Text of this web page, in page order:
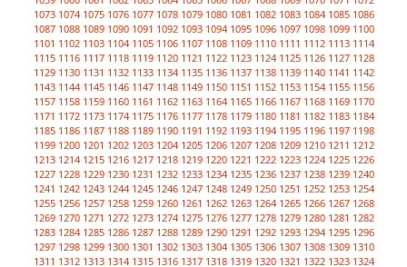
1073 1074 1075 1076 1077 1078 1079 1080 1081 1082 1083 1084 1085 1086
1087 1088 1089 1090 1091 1092 1093 1094 1095 1096 1097 1098 1099 1100
1101 1102 1103 1104 1105 1106 1107 1108 1109 1110 1111 1112 1113 1114
1115 1116 1117 1118 1119 1120 1121 1122 1123 1124 1125 1126 1127 1128
1129 1130 1131 1132 1133 1134 1135 1136 1137 1138 1139 1140 1141 1142
1143 1144 1145 1146 1147 1148 1149 1150 1151 1152 1153 1154 1155 1156
1157 1158 1159 1160 1161 1162 1163 1164 1165 1166 1167 1168 1169 1170
1171 1172 1173 1174 1175 1176 1177 1178 1179 1180 1181 1182 1183 1184
1185 1186 1187 1188 1189 1190 1191 1192 1193 1194 1195 1196 1197 1198
1199 1200 1201 1202 1203 1204 1205 1206 1207 1208 1209 1210 1211 1212
1213 1214 1215 1216 1217 1218 1219 1220 1221 1222 1223 1224 1225 1226
1227 1228 1229 1230 1231 1232 1233 1234 1235 1236 1237 1238 1239 1240
1241 1242 1243 1244 1245 1246 1247 1248 1249 1250 1251 1252 1253 1254
1255 1256 1257 1258 1259 1260 1261 1262 1263 1264 1265 1266 1267 1268
1269 1270 1271 1272 1273 1274 1275 1276 1277 1278 1279 1280 1281 1282
1283 1284 1285 1286 1287 1288 1289 1290 1291 1292 1293 1294 1295 1296
1297 1298 1299 1300 1301 1302 1303 1304 1305 1306 1307 1308 1309 1310
1311 1312 1313 1314 1315 1316 1317 1318 1319 1320 1321 1322 1323 1324